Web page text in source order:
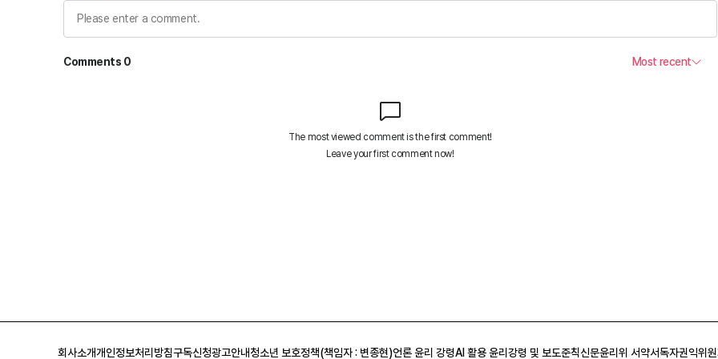
회사소개개인정보처리방침구독신청광고안내청소년 보호정책(책임자 : 변종현)언론 윤리 강령AI 활용 윤리강령 및 보도준칙신문윤리위 서약서독자권익위